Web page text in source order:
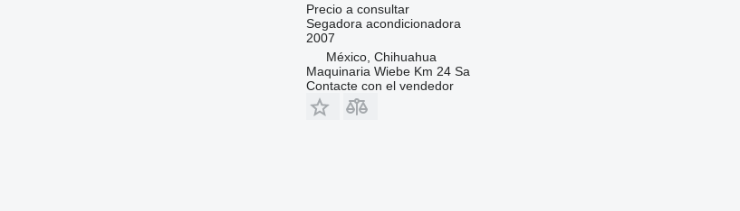
Precio a consultar
Segadora acondicionadora
2007
México, Chihuahua
Maquinaria Wiebe Km 24 Sa
Contacte con el vendedor